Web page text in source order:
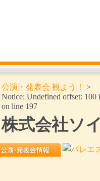
公演・発表会 観よう！
>
Notice: Undefined offset: 100
on line 197
株式会社ソ